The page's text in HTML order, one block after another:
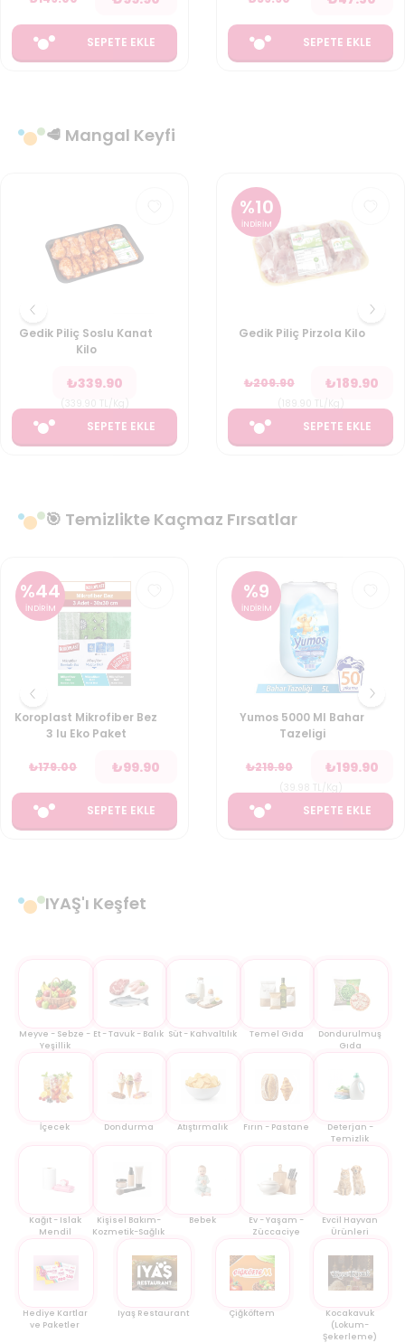
SEPETE EKLE SEPETE EKLE
🥩 Mangal Keyfi
Gedik Piliç Soslu Kanat
Kilo
₺339.90
SEPETE EKLE
%10
İNDİRİM
Gedik Piliç Pirzola Kilo
₺209.90 ₺189.90
SEPETE EKLE
🎯 Temizlikte Kaçmaz Fırsatlar
%44
İNDİRİM
Koroplast Mikrofiber Bez
3 lu Eko Paket
₺179.00 ₺99.90
SEPETE EKLE
%9
İNDİRİM
Yumos 5000 Ml Bahar
Tazeligi
₺219.90 ₺199.90
SEPETE EKLE
IYAŞ'ı Keşfet
Meyve - Sebze -
Yeşillik
Et - Tavuk - Balık Süt - Kahvaltılık Temel Gıda
Dondurulmuş
Gıda
İçecek Dondurma Atıştırmalık Fırın - Pastane
Deterjan -
Temizlik
Kağıt - Islak
Mendil
Kişisel Bakım-
Kozmetik-Sağlık
Bebek
Ev - Yaşam -
Züccaciye
Evcil Hayvan
Ürünleri
Hediye Kartlar
ve Paketler
Iyaş Restaurant Çiğköftem
Kocakavuk
(Lokum-
Şekerleme)